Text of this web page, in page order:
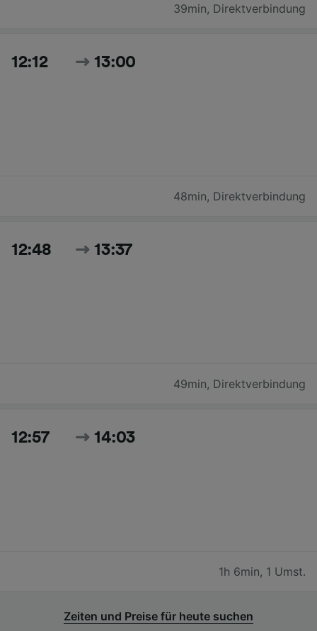
39min, Direktverbindung
12:12 13:00
48min, Direktverbindung
12:48 13:37
49min, Direktverbindung
12:57 14:03
1h 6min, 1 Umst.
Zeiten und Preise für heute suchen